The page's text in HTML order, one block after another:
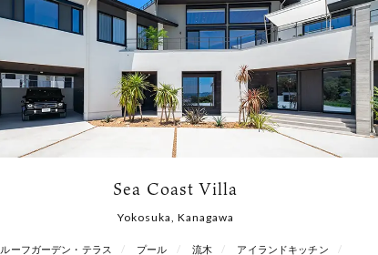
Sea Coast Villa
Yokosuka, Kanagawa
ルーフガーデン・テラス プール 流木
アイランドキッチン